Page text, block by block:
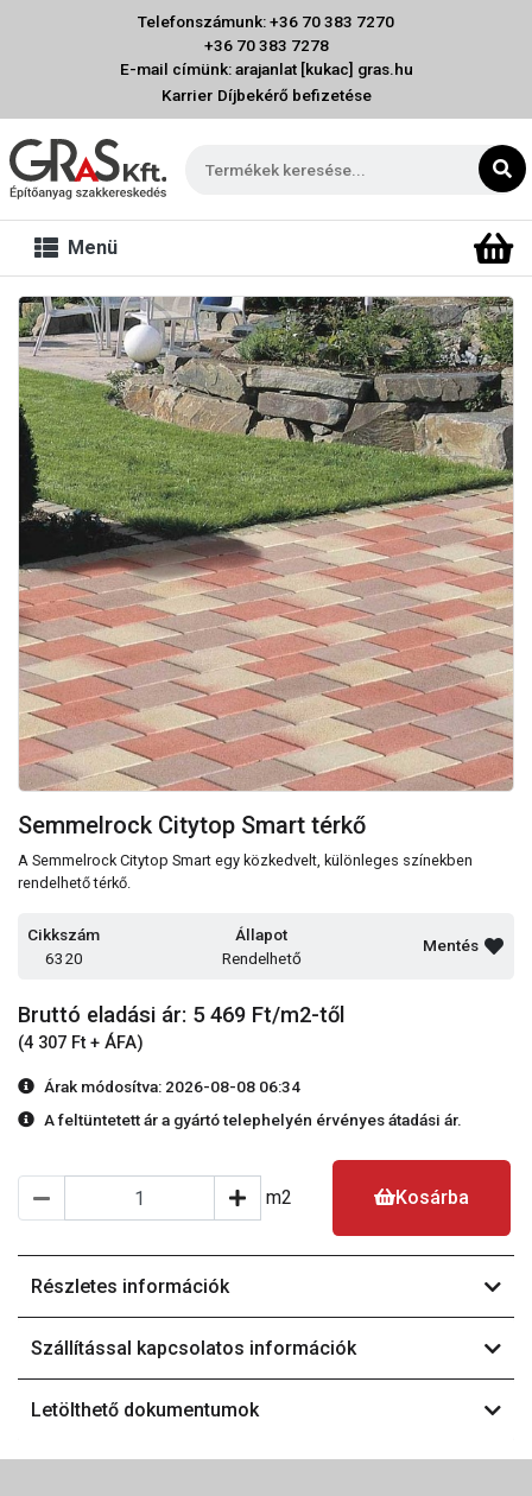
Telefonszámunk: +36 70 383 7270
+36 70 383 7278
E-mail címünk: arajanlat [kukac] gras.hu
Karrier Díjbekérő befizetése
Menü
Semmelrock Citytop Smart térkő
A Semmelrock Citytop Smart egy közkedvelt, különleges színekben
rendelhető térkő.
Cikkszám
6320
Állapot
Rendelhető
Mentés
Bruttó eladási ár: 5 469 Ft/m2-től
(4 307 Ft + ÁFA)
Árak módosítva: 2026-08-08 06:34
A feltüntetett ár a gyártó telephelyén érvényes átadási ár.
m2 Kosárba
Részletes információk
Szállítással kapcsolatos információk
Letölthető dokumentumok